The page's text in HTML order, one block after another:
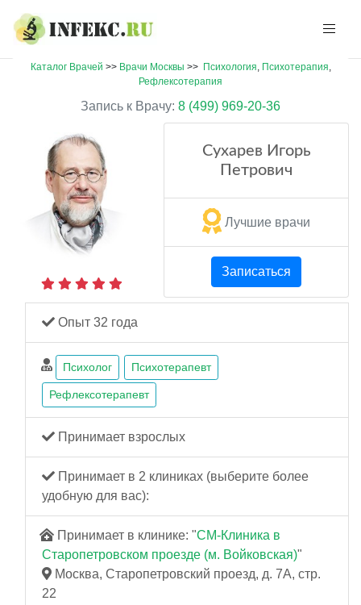
Каталог Врачей >> Врачи Москвы >> Психология, Психотерапия,
Рефлексотерапия
Запись к Врачу: 8 (499) 969-20-36
Сухарев Игорь
Петрович
Лучшие врачи
Записаться
Опыт 32 года
Психолог Психотерапевт
Рефлексотерапевт
Принимает взрослых
Принимает в 2 клиниках (выберите более
удобную для вас):
Принимает в клинике: "СМ-Клиника в
Старопетровском проезде (м. Войковская)"
Москва, Старопетровский проезд, д. 7А, стр.
22